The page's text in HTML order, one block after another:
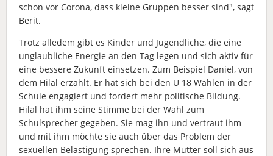
schon vor Corona, dass kleine Gruppen besser sind", sagt
Berit.
Trotz alledem gibt es Kinder und Jugendliche, die eine
unglaubliche Energie an den Tag legen und sich aktiv für
eine bessere Zukunft einsetzen. Zum Beispiel Daniel, von
dem Hilal erzählt. Er hat sich bei den U 18 Wahlen in der
Schule engagiert und fordert mehr politische Bildung.
Hilal hat ihm seine Stimme bei der Wahl zum
Schulsprecher gegeben. Sie mag ihn und vertraut ihm
und mit ihm möchte sie auch über das Problem der
sexuellen Belästigung sprechen. Ihre Mutter soll sich aus